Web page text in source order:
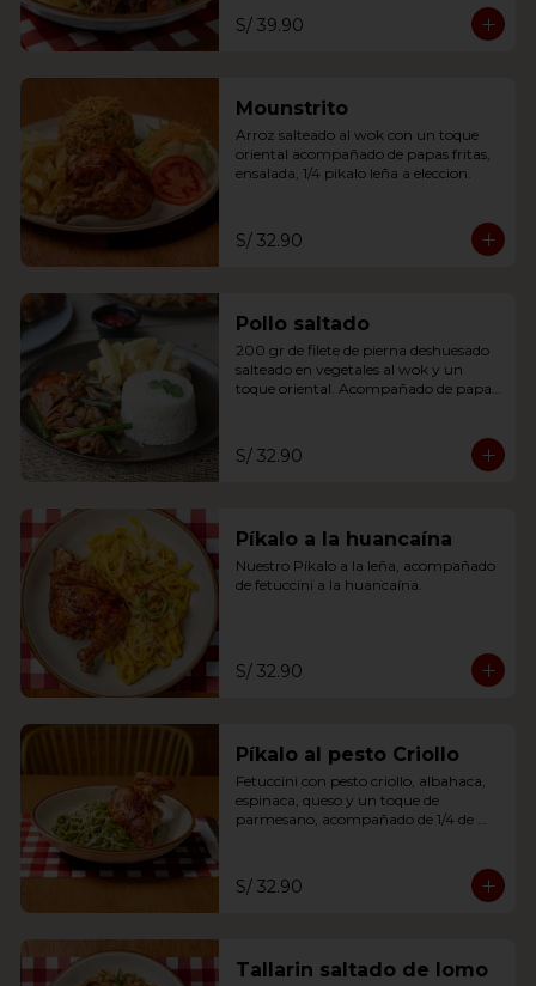
S/ 39.90
Mounstrito
Arroz salteado al wok con un toque
oriental acompañado de papas fritas,
ensalada, 1/4 pikalo leña a eleccion.
S/ 32.90
Pollo saltado
200 gr de filete de pierna deshuesado
salteado en vegetales al wok y un
toque oriental. Acompañado de papas
S/ 32.90
Píkalo a la huancaína
Nuestro Píkalo a la leña, acompañado
de fetuccini a la huancaína.
S/ 32.90
Píkalo al pesto Criollo
Fetuccini con pesto criollo, albahaca,
espinaca, queso y un toque de
parmesano, acompañado de 1/4 de
S/ 32.90
Tallarin saltado de lomo